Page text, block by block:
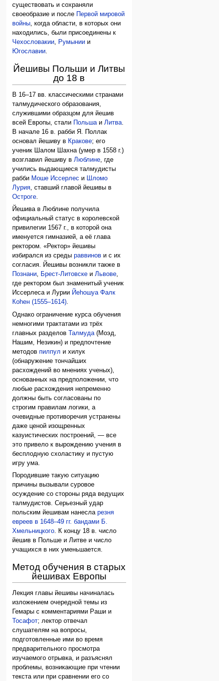
существовать и сохраняли
своеобразие и после
Первой мировой
войны, когда области, в которых они
находились, были присоединены к
Чехословакии, Румынии и
Югославии.
Йешивы Польши и Литвы
до 18 в
В 16–17 вв. классическими странами
талмудического образования,
служившими образцом для йешив
всей Европы, стали
ПольшаиЛитва.
В начале 16 в. рабби Я. Поллак
основал йешиву в Кракове; его
ученик Шалом Шахна (умер в 1558 г.)
возглавил йешиву вЛюблине, где
учились выдающиеся талмудисты
рабби Моше Иссерлес и Шломо
Лурия, ставший главой йешивы в
Остроге.
Йешива в Люблине получила
официальный статус в королевской
привилегии 1567 г., в которой она
именуется гимназией, а её глава
ректором. «Ректор» йешивы
избирался из средыраввинов и с их
согласия. Йешивы возникли также в
Познани, Брест-Литовске иЛьвове,
где ректором был знаменитый ученик
Иссерлеса и Лурии Йеhошуа Фалк
Коhен (1555–1614).
Однако ограничение курса обучения
немногими трактатами из трёх
главных разделовТалмуда (Моэд,
Нашим, Незикин) и предпочтение
методовпилпул и хилук
(обнаружение тончайших
расхождений во мнениях ученых),
основанных на предположении, что
любые расхождения непременно
должны быть согласованы по
строгим правилам логики, а
очевидные противоречия устранены
даже ценой изощренных
казуистических построений, — все
это привело к вырождению учения в
бесплодную схоластику и пустую
игру ума.
Породившие такую ситуацию
причины вызывали суровое
осуждение со стороны ряда ведущих
талмудистов. Серьезный удар
польским йешивам нанесларезня
евреев в 1648–49 гг. бандами Б.
Хмельницкого. К концу 18 в. число
йешив в Польше и Литве и число
учащихся в них уменьшается.
Метод обучения в старых
йешивах Европы
Лекция главы йешивы начиналась
изложением очередной темы из
Гемары с комментариями Раши и
Тосафот; лектор отвечал
слушателям на вопросы,
подготовленные ими во время
предварительного просмотра
изучаемого отрывка, и разъяснял
проблемы, возникающие при чтении
текста или при сравнении его со